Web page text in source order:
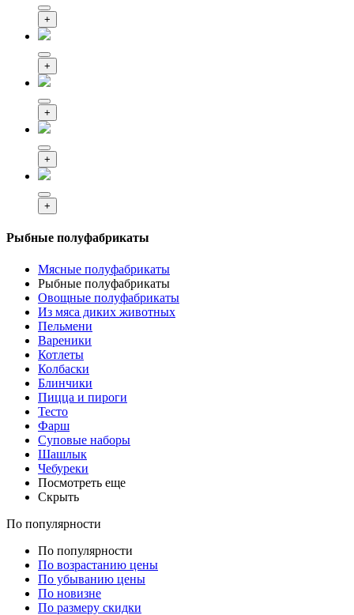
+
+
+
+
+
Рыбные полуфабрикаты
Мясные полуфабрикаты
Рыбные полуфабрикаты
Овощные полуфабрикаты
Из мяса диких животных
Пельмени
Вареники
Котлеты
Колбаски
Блинчики
Пицца и пироги
Тесто
Фарш
Суповые наборы
Шашлык
Чебуреки
Посмотреть еще
Скрыть
По популярности
По популярности
По возрастанию цены
По убыванию цены
По новизне
По размеру скидки